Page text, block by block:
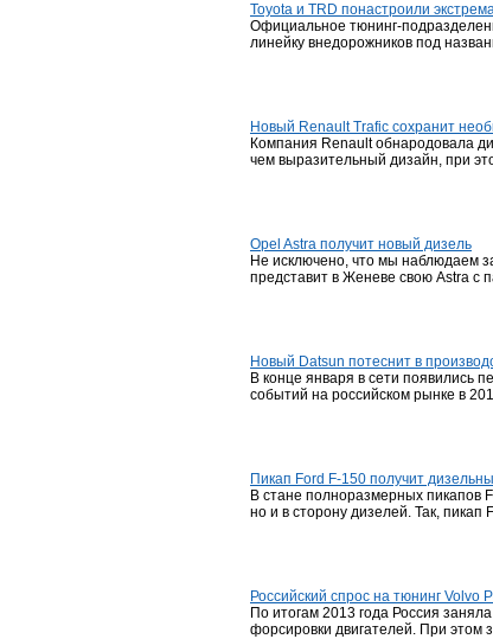
Toyota и TRD понастроили
Официальное тюнинг-
линейку внедорожников под
Новый Renault Trafic сохранит
Компания Renault обнародовала
чем выразительный дизайн, при
Opel Astra получит новый дизель
Не исключено, что мы наблюдаем
представит в Женеве свою Astra с
Новый Datsun потеснит в
В конце января в сети появились
событий на российском рынке в
Пикап Ford F-150 получит
В стане полноразмерных пикапов
но и в сторону дизелей. Так,
Российский спрос на тюнинг Volvo
По итогам 2013 года Россия
форсировки двигателей. При этом